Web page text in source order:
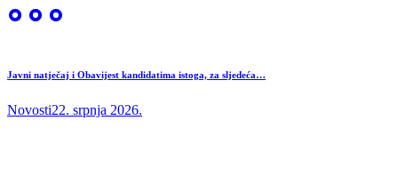
Javni natječaj i Obavijest kandidatima istoga, za sljedeća…
Novosti22. srpnja 2026.